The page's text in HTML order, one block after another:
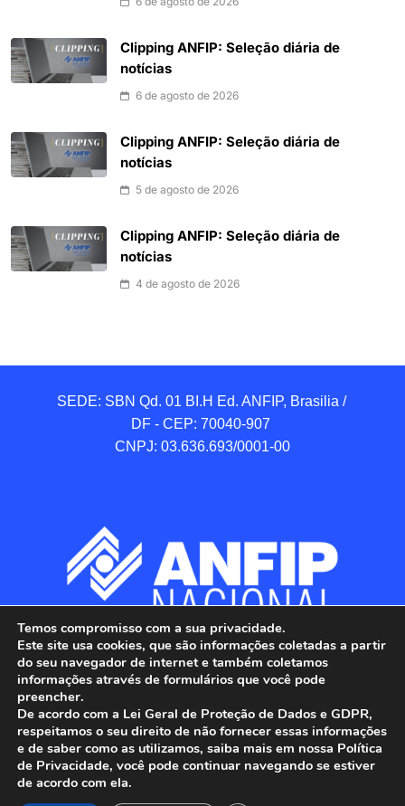
Clipping ANFIP: Seleção diária de
notícias
6 de agosto de 2026
Clipping ANFIP: Seleção diária de
notícias
5 de agosto de 2026
Clipping ANFIP: Seleção diária de
notícias
4 de agosto de 2026
SEDE: SBN Qd. 01 BI.H Ed. ANFIP, Brasilia /
DF - CEP: 70040-907
CNPJ: 03.636.693/0001-00
ANFIP - Associação Nacional dos Auditores
Fiscais da Receita Federal do Brasil.
Temos compromisso com a sua privacidade.
Este site usa cookies, que são informações coletadas a partir
do seu navegador de internet e também coletamos
informações através de formulários que você pode
preencher.
De acordo com a Lei Geral de Proteção de Dados e GDPR,
respeitamos o seu direito de não fornecer essas informações
e de saber como as utilizamos, saiba mais em nossa Política
de Privacidade, você pode continuar navegando se estiver
de acordo com ela.